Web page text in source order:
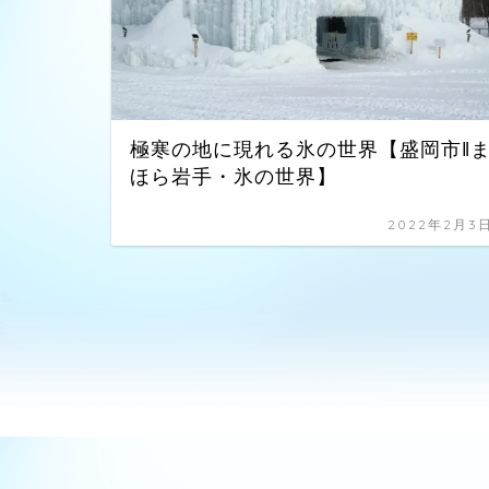
極寒の地に現れる氷の世界【盛岡市‖
ほら岩手・氷の世界】
2022年2月3